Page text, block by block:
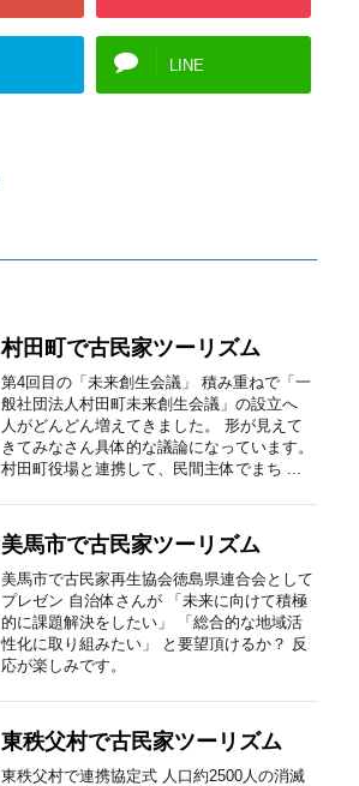
LINE
村田町で古民家ツーリズム
第4回目の「未来創生会議」 積み重ねで「一
般社団法人村田町未来創生会議」の設立へ
人がどんどん増えてきました。 形が見えて
きてみなさん具体的な議論になっています。
村田町役場と連携して、民間主体でまち ...
美馬市で古民家ツーリズム
美馬市で古民家再生協会徳島県連合会として
プレゼン 自治体さんが 「未来に向けて積極
的に課題解決をしたい」 「総合的な地域活
性化に取り組みたい」 と要望頂けるか？ 反
応が楽しみです。
東秩父村で古民家ツーリズム
東秩父村で連携協定式 人口約2500人の消滅